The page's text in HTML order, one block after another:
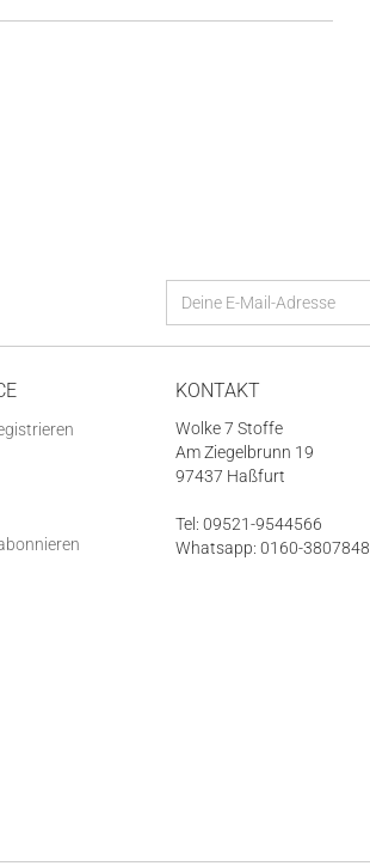
KONTAKT
Wolke 7 Stoffe
Am Ziegelbrunn 19
97437 Haßfurt
Tel: 09521-9544566
Whatsapp: 0160-3807848